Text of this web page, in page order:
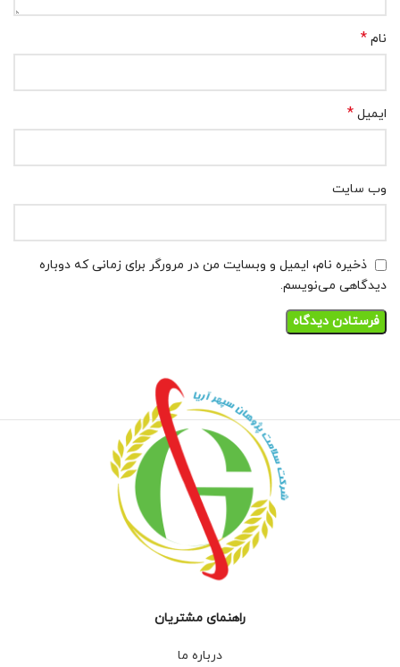
نام *
ایمیل *
وب‌ سایت
ذخیره نام، ایمیل و وبسایت من در مرورگر برای زمانی که دوباره
دیدگاهی می‌نویسم.
راهنمای مشتریان
درباره ما